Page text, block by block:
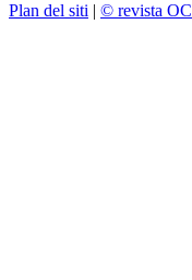
Plan del siti | © revista OC